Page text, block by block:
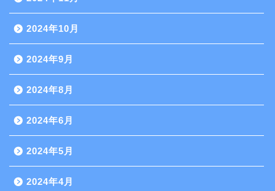
2024年10月
2024年9月
2024年8月
2024年6月
2024年5月
2024年4月